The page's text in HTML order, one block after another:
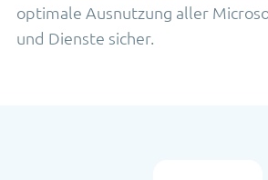
optimale Ausnutzung aller
und Dienste sicher.